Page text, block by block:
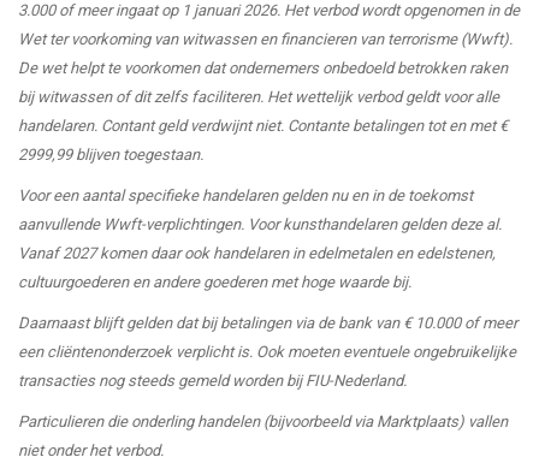
3.000 of meer ingaat op 1 januari 2026. Het verbod wordt opgenomen in de
Wet ter voorkoming van witwassen en financieren van terrorisme (Wwft).
De wet helpt te voorkomen dat ondernemers onbedoeld betrokken raken
bij witwassen of dit zelfs faciliteren. Het wettelijk verbod geldt voor alle
handelaren. Contant geld verdwijnt niet. Contante betalingen tot en met €
2999,99 blijven toegestaan.
Voor een aantal specifieke handelaren gelden nu en in de toekomst
aanvullende Wwft-verplichtingen. Voor kunsthandelaren gelden deze al.
Vanaf 2027 komen daar ook handelaren in edelmetalen en edelstenen,
cultuurgoederen en andere goederen met hoge waarde bij.
Daarnaast blijft gelden dat bij betalingen via de bank van € 10.000 of meer
een cliëntenonderzoek verplicht is. Ook moeten eventuele ongebruikelijke
transacties nog steeds gemeld worden bij FIU-Nederland.
Particulieren die onderling handelen (bijvoorbeeld via Marktplaats) vallen
niet onder het verbod.